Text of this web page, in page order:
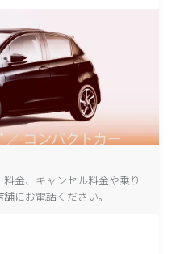
金、キャンセル料金や乗り
にお電話ください。